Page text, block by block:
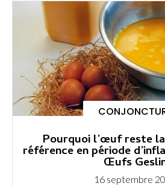
Pourquoi l’œuf reste
référence en période
Œufs
16 septembre